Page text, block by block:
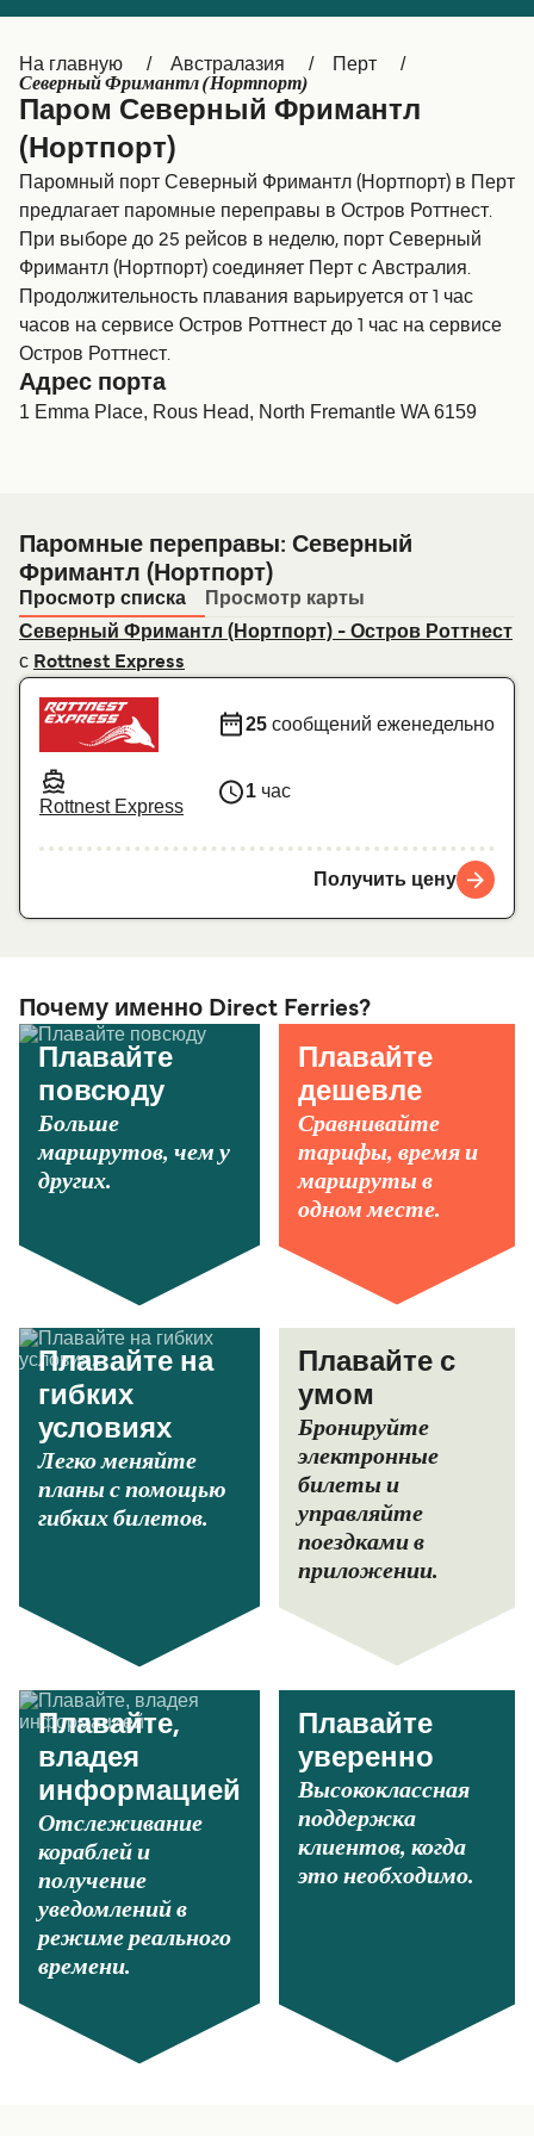
Ελλάδα Belgique (FR)
Polska Deutschland
Schweiz (DE)
Україна Indonesia
المغرب Maroc (FR)
На главную Австралазия Перт
Северный Фримантл (Нортпорт)
Паром Северный Фримантл
(Нортпорт)
Паромный порт Северный Фримантл (Нортпорт) в Перт
предлагает паромные переправы в Остров Роттнест.
При выборе до 25 рейсов в неделю, порт Северный
Фримантл (Нортпорт) соединяет Перт с Австралия.
Продолжительность плавания варьируется от 1 час
часов на сервисе Остров Роттнест до 1 час на сервисе
Остров Роттнест.
Адрес порта
1 Emma Place, Rous Head, North Fremantle WA 6159
Паромные переправы: Северный
Фримантл (Нортпорт)
Просмотр списка
Просмотр карты
Северный Фримантл (Нортпорт) - Остров Роттнест
с Rottnest Express
Rottnest Express
25 сообщений еженедельно
1 час
Получить цену
Почему именно Direct Ferries?
Плавайте
повсюду
Больше
маршрутов, чем у
других.
Плавайте
дешевле
Сравнивайте
тарифы, время и
маршруты в
одном месте.
Плавайте на
гибких
условиях
Легко меняйте
планы с помощью
гибких билетов.
Плавайте с
умом
Бронируйте
электронные
билеты и
управляйте
поездками в
приложении.
Плавайте,
владея
информацией
Отслеживание
кораблей и
получение
уведомлений в
режиме реального
времени.
Плавайте
уверенно
Высококлассная
поддержка
клиентов, когда
это необходимо.